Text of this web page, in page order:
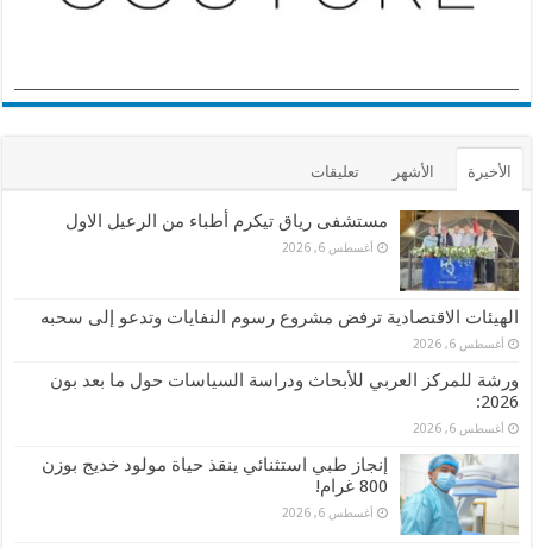
الأخيرة الأشهر تعليقات
مستشفى رياق تيكرم أطباء من الرعيل الاول
أغسطس 6, 2026
الهيئات الاقتصادية ترفض مشروع رسوم النفايات وتدعو إلى سحبه
أغسطس 6, 2026
ورشة للمركز العربي للأبحاث ودراسة السياسات حول ما بعد بون
2026:
أغسطس 6, 2026
إنجاز طبي استثنائي ينقذ حياة مولود خديج بوزن
800 غرام!
أغسطس 6, 2026